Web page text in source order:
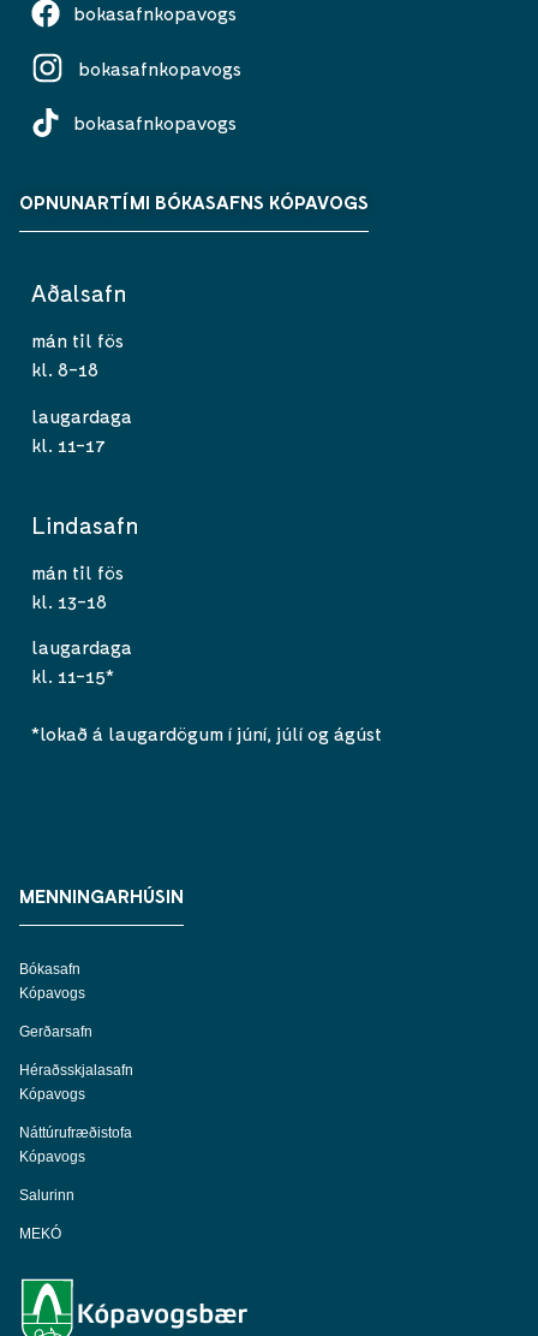
bokasafnkopavogs
bokasafnkopavogs
bokasafnkopavogs
OPNUNARTÍMI BÓKASAFNS KÓPAVOGS
Aðalsafn
mán til fös
kl. 8-18
laugardaga
kl. 11-17
Lindasafn
mán til fös
kl. 13-18
laugardaga
kl. 11-15*
*lokað á laugardögum í júní, júlí og ágúst
MENNINGARHÚSIN
Bókasafn
Kópavogs
Gerðarsafn
Héraðsskjalasafn
Kópavogs
Náttúrufræðistofa
Kópavogs
Salurinn
MEKÓ